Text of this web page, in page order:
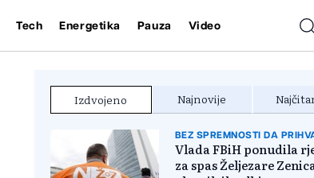
Tech Energetika Pauza Video
Izdvojeno Najnovije
BEZ SPREMNOSTI DA
Vlada FBiH ponudila
za spas Željezare